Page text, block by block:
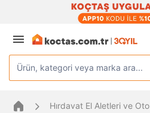
Ürün, kategori veya marka ara...
Hırdavat El Aletleri ve Oto